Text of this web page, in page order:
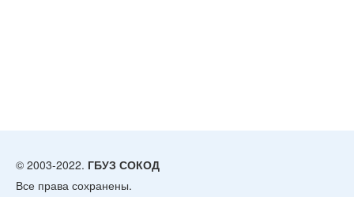
© 2003-2022. ГБУЗ СОКОД
Все права сохранены.